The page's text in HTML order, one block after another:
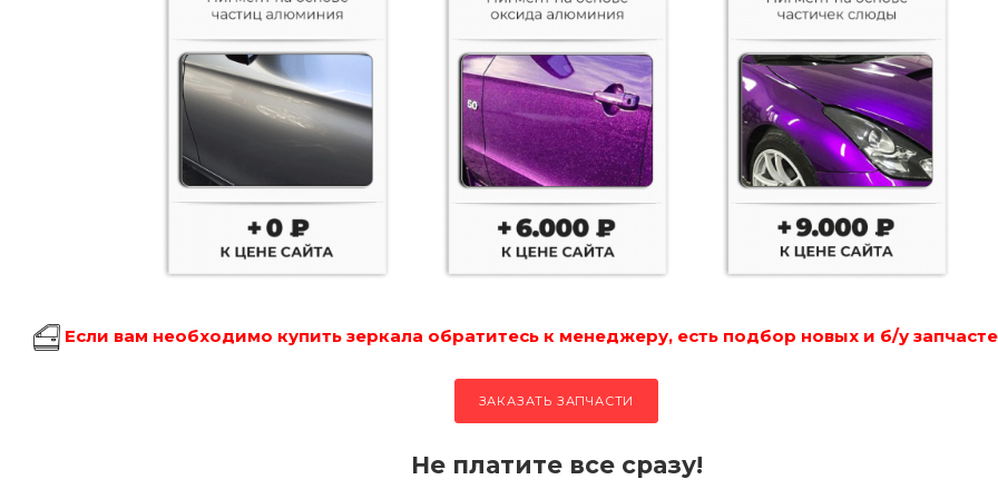
Если вам необходимо купить зеркала обратитесь к менеджеру, есть подбор новых и б/у
ЗАКАЗАТЬ ЗАПЧАСТИ
Не платите все сразу!